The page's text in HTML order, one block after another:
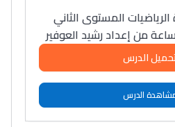
المستوى الثاني
من إعداد رشيد العوفير
الدرس
الدرس